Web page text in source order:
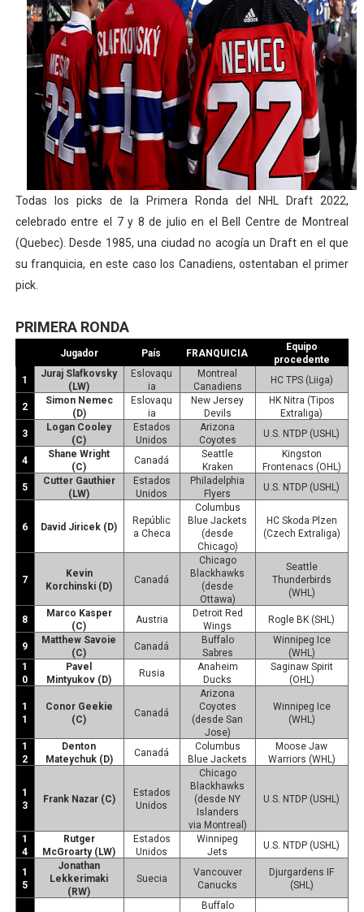
Athletes Unlimited Softball League 2026 - Las Utah
Mundial de piragüismo slalom 2026 (Oklahoma City,
Tour de Francia masculino 2026 - Tadej Pogacar
Mundial de Fórmula 1 2026 - Lando Norris consigue
Campeonato de Europa de high diving 2026 (París,
Todas los picks de la Primera Ronda del NHL Draft 2022,
celebrado entre el 7 y 8 de julio en el Bell Centre de Montreal
(Quebec). Desde 1985, una ciudad no acogía un Draft en el que
su franquicia, en este caso los Canadiens, ostentaban el primer
pick.
PRIMERA RONDA
Jugador País FRANQUICIA
Equipo
procedente
1
Juraj Slafkovsky
(LW)
Eslovaqu
ia
Montreal
Canadiens
HC TPS (Liiga)
2
Simon Nemec
(D)
Eslovaqu
ia
New Jersey
Devils
HK Nitra (Tipos
Extraliga)
3
Logan Cooley
(C)
Estados
Unidos
Arizona
Coyotes
U.S. NTDP (USHL)
4
Shane Wright
(C)
Canadá
Seattle
Kraken
Kingston
Frontenacs (OHL)
5
Cutter Gauthier
(LW)
Estados
Unidos
Philadelphia
Flyers
U.S. NTDP (USHL)
6 David Jiricek (D)
Repúblic
a Checa
Columbus
Blue Jackets
(desde
Chicago)
HC Skoda Plzen
(Czech Extraliga)
7
Kevin
Korchinski (D)
Canadá
Chicago
Blackhawks
(desde
Ottawa)
Seattle
Thunderbirds
(WHL)
8
Marco Kasper
(C)
Austria
Detroit Red
Wings
Rogle BK (SHL)
9
Matthew Savoie
(C)
Canadá
Buffalo
Sabres
Winnipeg Ice
(WHL)
1
0
Pavel
Mintyukov (D)
Rusia
Anaheim
Ducks
Saginaw Spirit
(OHL)
1
1
Conor Geekie
(C)
Canadá
Arizona
Coyotes
(desde San
Jose)
Winnipeg Ice
(WHL)
1
2
Denton
Mateychuk (D)
Canadá
Columbus
Blue Jackets
Moose Jaw
Warriors (WHL)
1
3
Frank Nazar (C)
Estados
Unidos
Chicago
Blackhawks
(desde NY
Islanders
via Montreal)
U.S. NTDP (USHL)
1
4
Rutger
McGroarty (LW)
Estados
Unidos
Winnipeg
Jets
U.S. NTDP (USHL)
1
5
Jonathan
Lekkerimaki
(RW)
Suecia
Vancouver
Canucks
Djurgardens IF
(SHL)
Buffalo